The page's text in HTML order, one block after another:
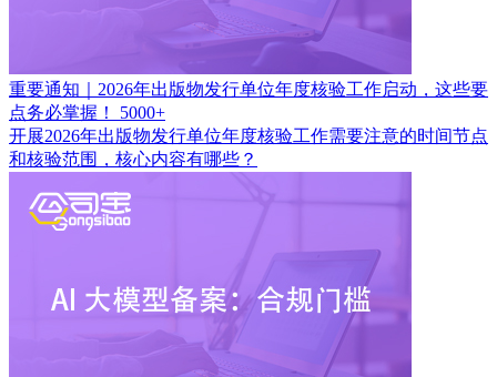
重要通知｜2026年出版物发行单位年度核验工作启动，这些要
点务必掌握！
5000+
开展2026年出版物发行单位年度核验工作需要注意的时间节点
和核验范围，核心内容有哪些？